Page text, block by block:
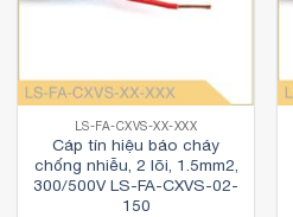
LS-FA-CXVS-XX-XXX
Cáp tín hiệu báo cháy
chống nhiễu, 2 lõi, 1.5mm2,
300/500V LS-FA-CXVS-02-
150